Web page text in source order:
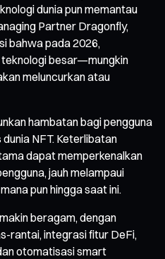
dunia pun memantau
Partner Dragonfly,
bahwa pada 2026,
besar—mungkin
meluncurkan atau
hambatan bagi pengguna
NFT. Keterlibatan
dapat memperkenalkan
jauh melampaui
pun hingga saat ini.
beragam, dengan
rantai, integrasi fitur DeFi,
otomatisasi smart